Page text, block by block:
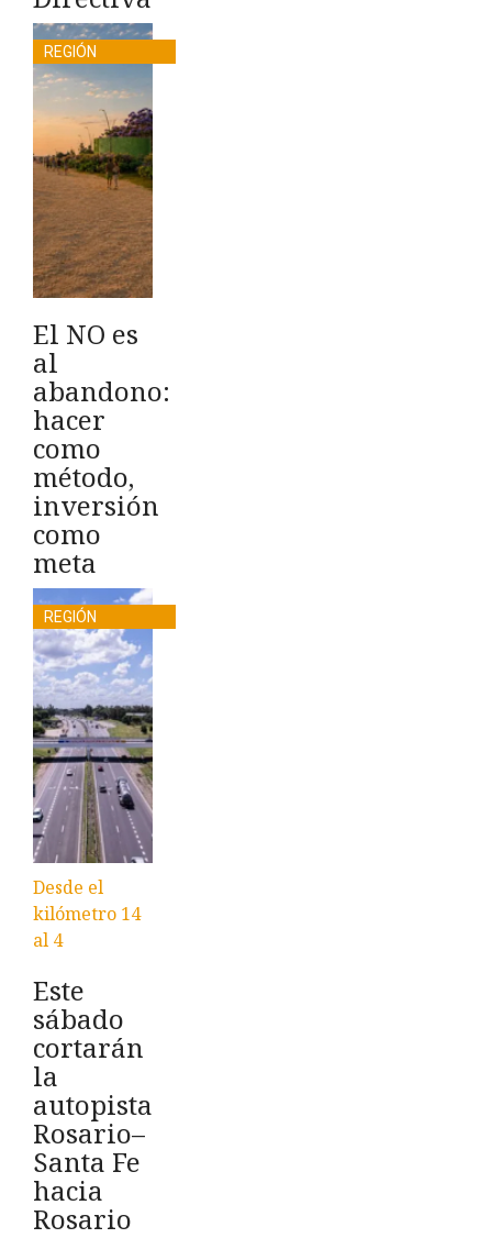
El NO es
al
abandono:
hacer
como
método,
inversión
como
meta
REGIÓN
Desde el
kilómetro 14
al 4
Este
sábado
cortarán
la
autopista
Rosario–
Santa Fe
hacia
Rosario
REGIÓN